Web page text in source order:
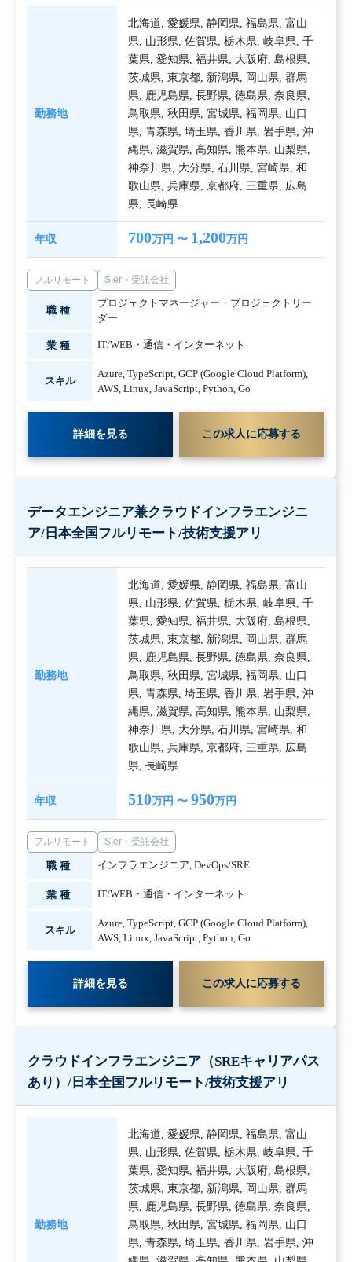
勤務地
北海道,愛媛県,静岡県,福島県,富山
県, 山形県,佐賀県,栃木県,岐阜県,千
葉県,愛知県,福井県, 大阪府,島根県,
茨城県,東京都, 新潟県, 岡山県,群馬
県, 鹿児島県,長野県,徳島県,奈良県,
鳥取県,秋田県,宮城県,福岡県, 山口
県,青森県,埼玉県,香川県,岩手県,沖
縄県,滋賀県,高知県,熊本県, 山梨県,
神奈川県, 大分県,石川県,宮崎県,和
歌山県,兵庫県,京都府,三重県, 広島
県,長崎県
年収 700万円 〜 1,200万円
フルリモート SIer・受託会社
職種
プロジェクトマネージャー・プロジェクトリー
ダー
業種 IT/WEB・通信・インターネット
スキル
Azure, TypeScript, GCP (Google Cloud Platform),
AWS, Linux, JavaScript, Python, Go
詳細を見る この求人に応募する
データエンジニア兼クラウドインフラエンジニ
ア/日本全国フルリモート/技術支援アリ
勤務地
北海道,愛媛県,静岡県,福島県,富山
県, 山形県,佐賀県,栃木県,岐阜県,千
葉県,愛知県,福井県, 大阪府,島根県,
茨城県,東京都, 新潟県, 岡山県,群馬
県, 鹿児島県,長野県,徳島県,奈良県,
鳥取県,秋田県,宮城県,福岡県, 山口
県,青森県,埼玉県,香川県,岩手県,沖
縄県,滋賀県,高知県,熊本県, 山梨県,
神奈川県, 大分県,石川県,宮崎県,和
歌山県,兵庫県,京都府,三重県, 広島
県,長崎県
年収 510万円 〜950万円
フルリモート SIer・受託会社
職種 インフラエンジニア, DevOps/SRE
業種 IT/WEB・通信・インターネット
スキル
Azure, TypeScript, GCP (Google Cloud Platform),
AWS, Linux, JavaScript, Python, Go
詳細を見る この求人に応募する
クラウドインフラエンジニア（SREキャリアパス
あり）/日本全国フルリモート/技術支援アリ
勤務地
北海道,愛媛県,静岡県,福島県,富山
県, 山形県,佐賀県,栃木県,岐阜県,千
葉県,愛知県,福井県, 大阪府,島根県,
茨城県,東京都, 新潟県, 岡山県,群馬
県, 鹿児島県,長野県,徳島県,奈良県,
鳥取県,秋田県,宮城県,福岡県, 山口
県,青森県,埼玉県,香川県,岩手県,沖